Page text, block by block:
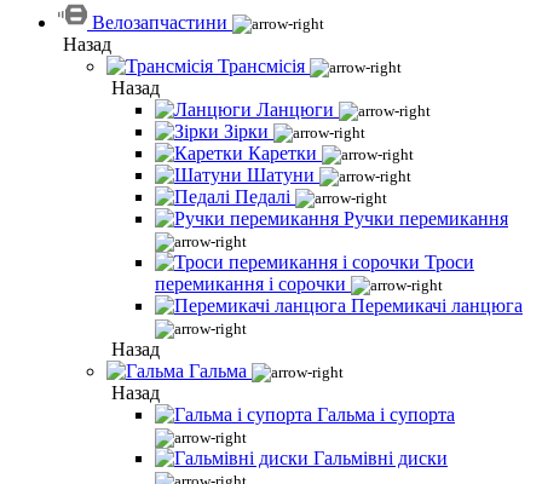
Велозапчастини
Назад
Трансмісія
Назад
Ланцюги
Зірки
Каретки
Шатуни
Педалі
Ручки перемикання
Троси
перемикання і сорочки
Перемикачі ланцюга
Назад
Гальма
Назад
Гальма і супорта
Гальмівні диски